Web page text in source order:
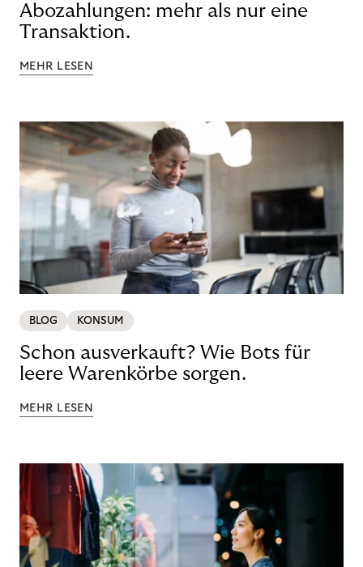
Abozahlungen: mehr als nur eine
Transaktion.
MEHR LESEN
BLOG KONSUM
Schon ausverkauft? Wie Bots für
leere Warenkörbe sorgen.
MEHR LESEN